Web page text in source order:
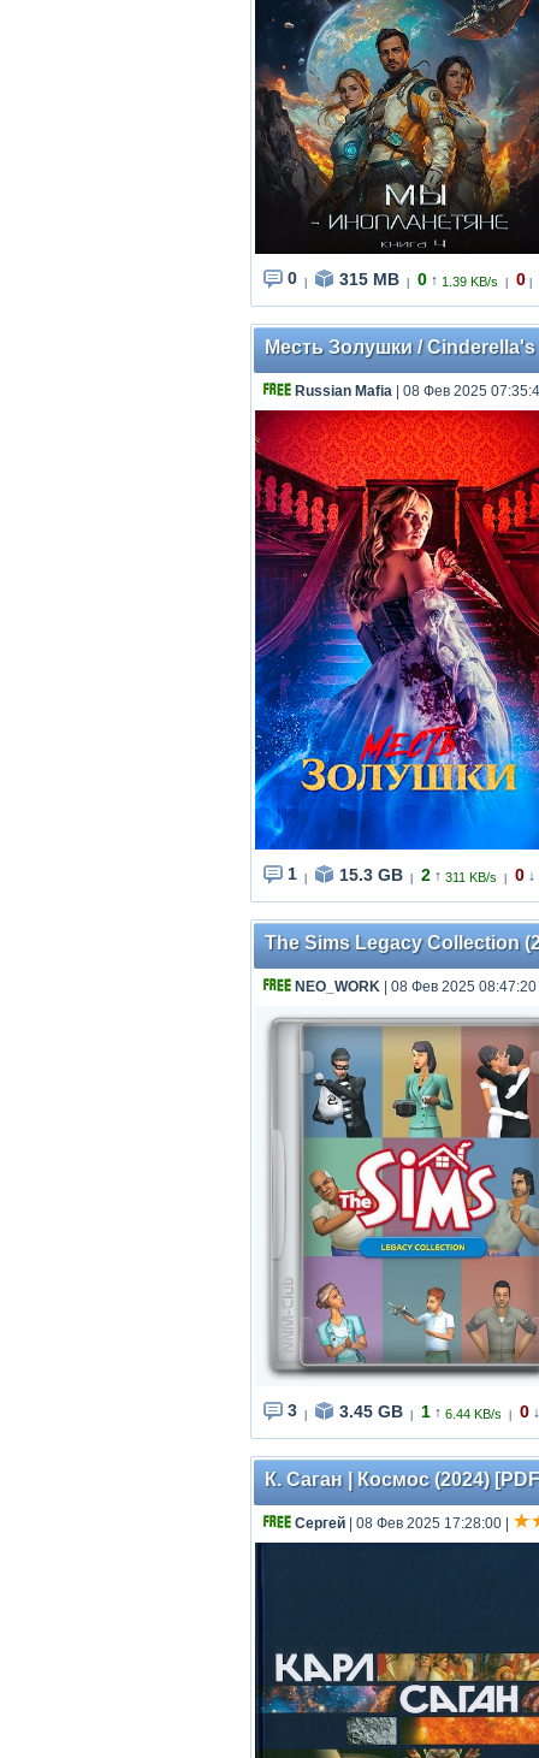
0 315 MB 0 ↑ 1.39 KB/s 0
Месть Золушки /
Russian Mafia | 08 Фев 2025
1 15.3 GB 2 ↑ 311 KB/s 0 ↓
The Sims Legacy Collection
NEO_WORK | 08 Фев 2025 08:47:20
3 3.45 GB 1 ↑ 6.44 KB/s 0 ↓
К. Саган | Космос (2024)
Сергей | 08 Фев 2025 17:28:00